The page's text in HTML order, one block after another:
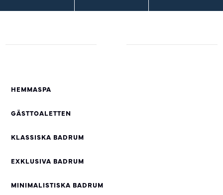
HEMMASPA
GÄSTTOALETTEN
KLASSISKA BADRUM
EXKLUSIVA BADRUM
MINIMALISTISKA BADRUM